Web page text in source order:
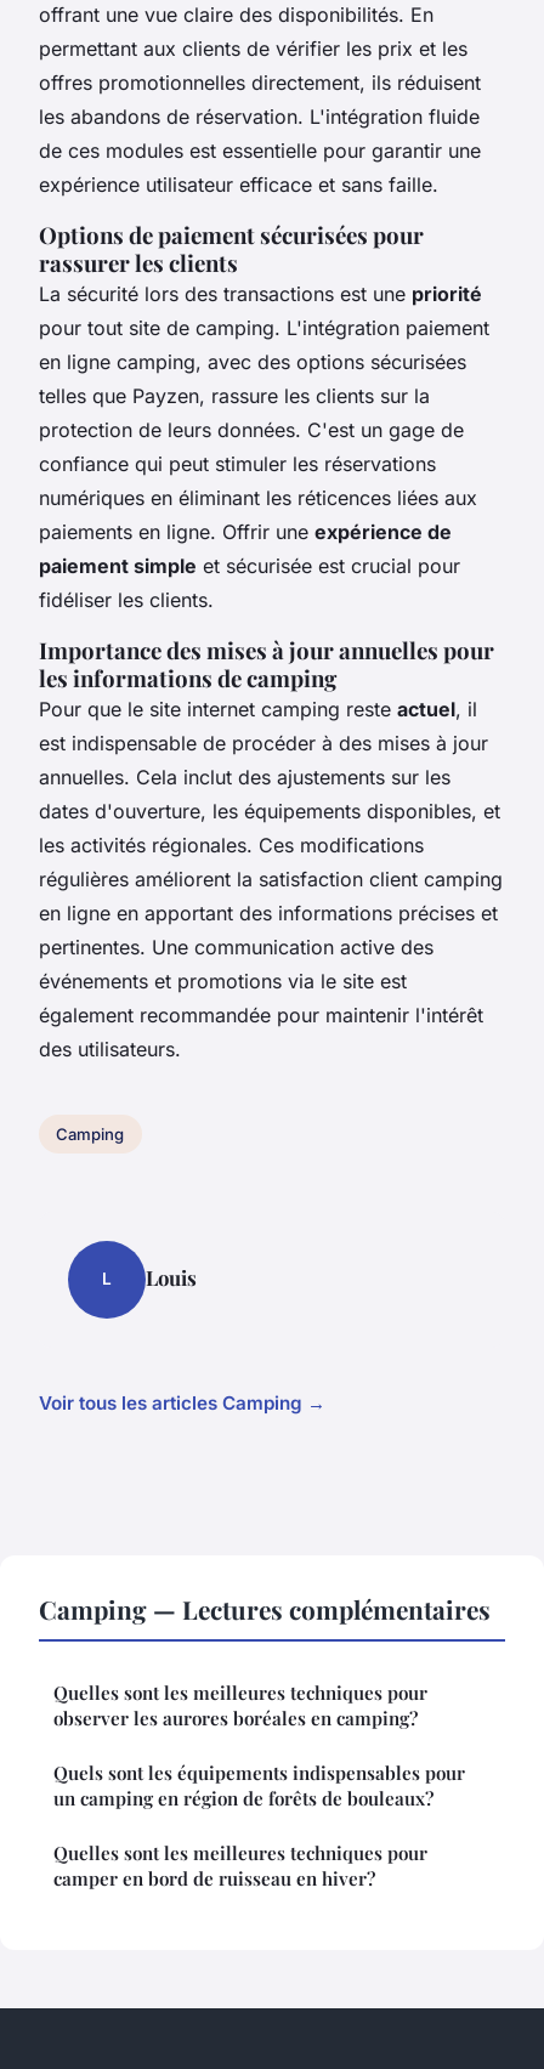
offrant une vue claire des disponibilités. En
permettant aux clients de vérifier les prix et les
offres promotionnelles directement, ils réduisent
les abandons de réservation. L'intégration fluide
de ces modules est essentielle pour garantir une
expérience utilisateur efficace et sans faille.
Options de paiement sécurisées pour
rassurer les clients
La sécurité lors des transactions est une priorité
pour tout site de camping. L'intégration paiement
en ligne camping, avec des options sécurisées
telles que Payzen, rassure les clients sur la
protection de leurs données. C'est un gage de
confiance qui peut stimuler les réservations
numériques en éliminant les réticences liées aux
paiements en ligne. Offrir une expérience de
paiement simple et sécurisée est crucial pour
fidéliser les clients.
Importance des mises à jour annuelles pour
les informations de camping
Pour que le site internet camping reste actuel, il
est indispensable de procéder à des mises à jour
annuelles. Cela inclut des ajustements sur les
dates d'ouverture, les équipements disponibles, et
les activités régionales. Ces modifications
régulières améliorent la satisfaction client camping
en ligne en apportant des informations précises et
pertinentes. Une communication active des
événements et promotions via le site est
également recommandée pour maintenir l'intérêt
des utilisateurs.
Camping
L Louis
Voir tous les articles Camping →
Camping — Lectures complémentaires
Quelles sont les meilleures techniques pour
observer les aurores boréales en camping?
Quels sont les équipements indispensables pour
un camping en région de forêts de bouleaux?
Quelles sont les meilleures techniques pour
camper en bord de ruisseau en hiver?